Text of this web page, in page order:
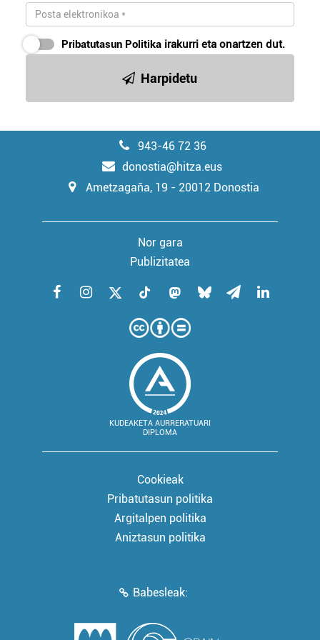
Pribatutasun Politika irakurri eta onartzen dut.
Harpidetu
943-46 72 36
donostia@hitza.eus
Ametzagaña, 19 - 20012 Donostia
Nor gara
Publizitatea
KUDEAKETA AURRERATUARI
DIPLOMA
Cookieak
Pribatutasun politika
Argitalpen politika
Aniztasun politika
Babesleak: